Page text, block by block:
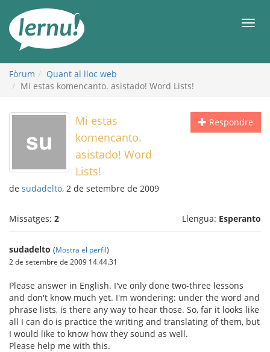
contingut
Fòrum
Quant al lloc web
Mi estas komencanto. asistado! Word Lists!
Respondre
Mi estas
komencanto.
asistado! Word
Lists!
de sudadelto, 2 de setembre de 2009
Missatges: 2 Llengua: Esperanto
sudadelto (Mostra el perfil)
2 de setembre de 2009 14.44.31
Please answer in English. I've only done two-three lessons
and don't know much yet. I'm wondering: under the word and
phrase lists, is there any way to hear those. So, far it looks like
all I can do is practice the writing and translating of them, but
I would like to know how they sound as well.
Please help me with this.